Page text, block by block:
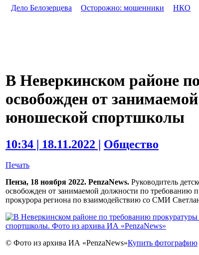
Дело Белозерцева
Осторожно: мошенники НКО
В Неверкинском районе
освобожден от
юношеской спортшколы
10:34 | 18.11.2022 | Общество
Печать
Пенза, 18 ноября 2022. PenzaNews. Руководитель
освобожден от занимаемой должности по
прокурора региона по взаимодействию со СМИ
© Фото из архива ИА «PenzaNews»Купить фотографию